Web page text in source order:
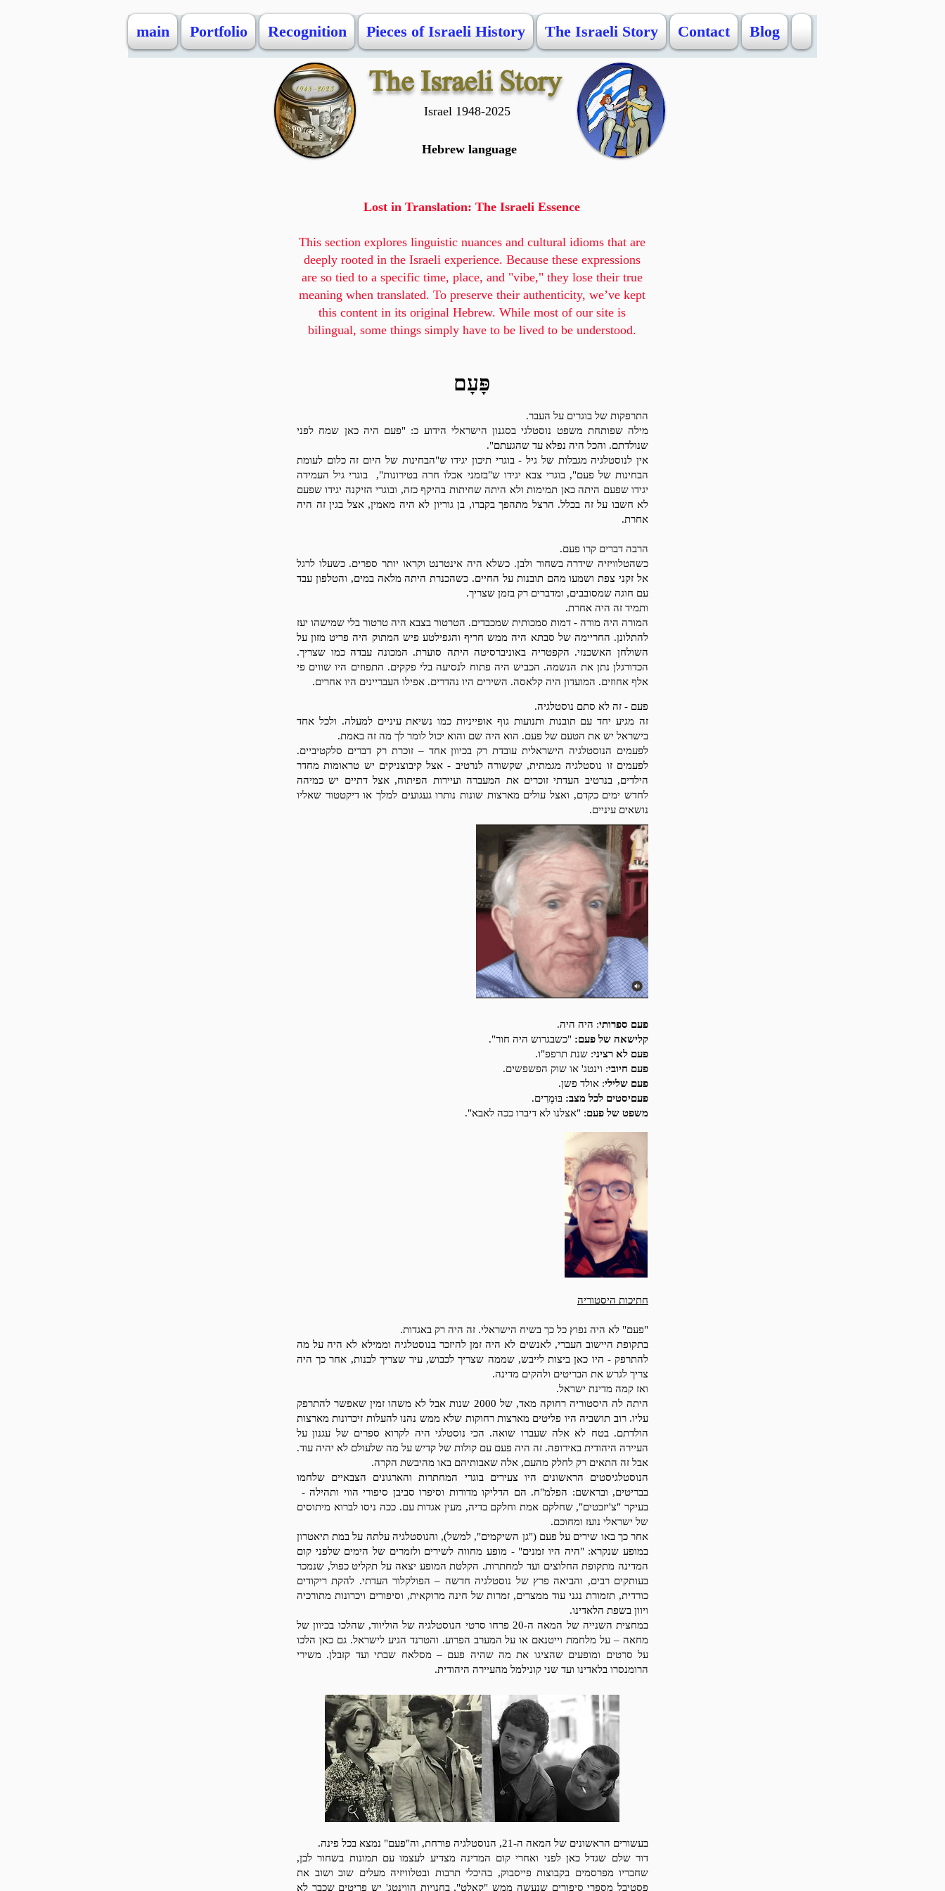
main Portfolio Recognition Pieces of Israeli History The Israeli Story Contact Blog
The Israeli Story
Israel 1948-2025
Hebrew language
Lost in Translation: The Israeli Essence
This section explores linguistic nuances and cultural idioms that are
deeply rooted in the Israeli experience. Because these expressions
are so tied to a specific time, place, and "vibe," they lose their true
meaning when translated. To preserve their authenticity, we’ve kept
this content in its original Hebrew. While most of our site is
bilingual, some things simply have to be lived to be understood.
פָּעָם
התרפקות של בוגרים על העבר.
מילה שפותחת משפט נוסטלגי בסגנון הישראלי הידוע כ: "פעם היה כאן שמח לפני
שנולדתם. והכל היה נפלא עד שהגעתם".
אין לנוסטלגיה מגבלות של גיל -בוגרי תיכון יגידו ש"הבחינות של היום זה כלום לעומת
הבחינות של פעם", בוגרי צבא יגידו ש"בזמני אכלו חרה בטירונות", בוגרי גיל העמידה
יגידו שפעם היתה כאן תמימות ולא היתה שחיתות בהיקף כזה, ובוגרי הזיקנה יגידו שפעם
לא חשבו על זה בכלל. הרצל מתהפך בקברו, בן גוריון לא היה מאמין, אצל בגין זה היה
אחרת.
הרבה דברים קרו פעם.
כשהטלוויזיה שידרה בשחור ולבן. כשלא היה אינטרנט וקראו יותר ספרים. כשעלו לרגל
אל זקני צפת ושמעו מהם תובנות על החיים. כשהכנרת היתה מלאה במים, והטלפון עבד
עם חוגה שמסובבים, ומדברים רק בזמן שצריך.
ותמיד זה היה אחרת.
המורה היה מורה - דמות סמכותית שמכבדים. הטרטור בצבא היה טרטור בלי שמישהו יעז
להתלונן. החריימה של סבתא היה ממש חריף והגפילטע פיש המתוק היה פריט מזון על
השולחן האשכנזי. הקפטריה באוניברסיטה היתה סוערת. המכונה עבדה כמו שצריך.
הכדורגלן נתן את הנשמה. הכביש היה פתוח לנסיעה בלי פקקים. התפוזים היו שווים פי
אלף אחוזים. המועדון היה קלאסה. השירים היו נהדרים. אפילו העבריינים היו אחרים.
פעם - זה לא סתם נוסטלגיה.
זה מגיע יחד עם תובנות ותנועות גוף אופייניות כמו נשיאת עיניים למעלה. ולכל אחד
בישראל יש את הטעם של פעם. הוא היה שם והוא יכול לומר לך מה זה באמת.
לפעמים הנוסטלגיה הישראלית עובדת רק בכיוון אחד – זוכרת רק דברים סלקטיביים.
לפעמים זו נוסטלגיה מגמתית, שקשורה לנרטיב - אצל קיבוצניקים יש טראומות מחדר
הילדים, בנרטיב העדתי זוכרים את המעברה ועיירות הפיתוח, אצל דתיים יש כמיהה
לחדש ימים כקדם, ואצל עולים מארצות שונות נותרו געגועים למלך או דיקטטור שאליו
נושאים עיניים.
פעם ספרותי: היה היה.
קלישאה של פעם: "כשבגרוש היה חור".
פעם לא רציני: שנת תרפפ"ו.
פעם חיובי: וינטג' או שוק הפשפשים.
פעם שלילי: אולד פשן.
פעםיסטים לכל מצב: בּוּמֶרִים.
משפט של פעם: "אצלנו לא דיברו ככה לאבא".
חתיכות היסטוריה
"פעם" לא היה נפוץ כל כך בשיח הישראלי. זה היה רק באגדות.
בתקופת היישוב העברי, לאנשים לא היה זמן להיזכר בנוסטלגיה וממילא לא היה על מה
להתרפק - היו כאן ביצות לייבש, שממה שצריך לכבוש, עיר שצריך לבנות, אחר כך היה
צריך לגרש את הבריטים ולהקים מדינה.
ואז קמה מדינת ישראל.
היתה לה היסטוריה רחוקה מאד, של 2000 שנות אבל לא משהו זמין שאפשר להתרפק
עליו. רוב תושביה היו פליטים מארצות רחוקות שלא ממש נהנו להעלות זיכרונות מארצות
הולדתם. בטח לא אלה שעברו שואה. הכי נוסטלגי היה לקרוא ספרים של עגנון על
העיירה היהודית באירופה. זה היה פעם עם קולות של קדיש על מה שלעולם לא יהיה עוד.
אבל זה התאים רק לחלק מהעם, אלה שאבותיהם באו מהיבשת הקרה.
הנוסטלגיסטים הראשונים היו צעירים בוגרי המחתרות והארגונים הצבאיים שלחמו
בבריטים, ובראשם: הפלמ"ח. הם הדליקו מדורות וסיפרו סביבן סיפורי הווי ותהילה -
בעיקר "צ'יזבטים", שחלקם אמת וחלקם בדיה, מעין אגדות עם. ככה ניסו לברוא מיתוסים
של ישראלי נועז ומחוכם.
אחר כך באו שירים על פעם ("גן השיקמים", למשל), והנוסטלגיה עלתה על במת תיאטרון
במופע שנקרא: "היה היו זמנים" - מופע מחווה לשירים ולזמרים של הימים שלפני קום
המדינה מתקופת החלוצים ועד למחתרות. הקלטת המופע יצאה על תקליט כפול, שנמכר
בעותקים רבים, והביאה פרץ של נוסטלגיה חדשה – הפולקלור העדתי. להקת ריקודים
כורדית, תזמורת נגני עוד ממצרים, זמרות של חינה מרוקאית, וסיפורים ויכרונות מתורכיה
ויוון בשפת הלאדינו.
במחצית השנייה של המאה ה-20 פרחו סרטי הנוסטלגיה של הוליווד, שהלכו בכיוון של
מחאה – על מלחמת וייטנאם או על המערב הפרוע. והטרנד הגיע לישראל. גם כאן הלכו
על סרטים ומופעים שהציגו את מה שהיה פעם – מסלאח שבתי ועד קזבלן. משירי
הרומנסרו בלאדינו ועד שני קונילמל מהעיירה היהודית.
בעשורים הראשונים של המאה ה-21, הנוסטלגיה פורחת, וה"פעם" נמצא בכל פינה.
דור שלם שגדל כאן לפני ואחרי קום המדינה מצדיע לעצמו עם תמונות בשחור לבן,
שחבריו מפרסמים בקבוצות פייסבוק, בהיכלי תרבות ובטלוויזיה מעלים שוב ושוב את
פסטיבל מספרי סיפורים שנעשה ממש "קאלט", בחנויות הווינטג' יש פריטים שכבר לא